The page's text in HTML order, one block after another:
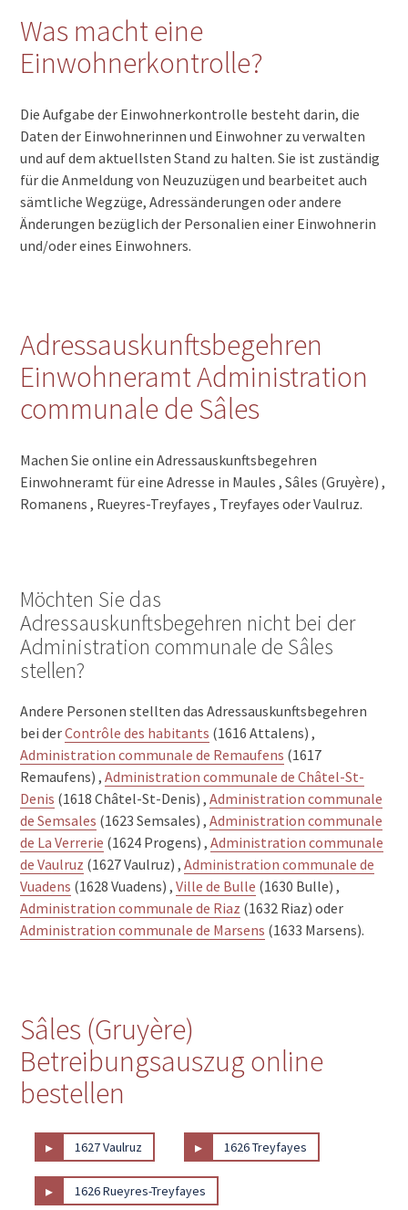
Was macht eine
Einwohnerkontrolle?
Die Aufgabe der Einwohnerkontrolle besteht darin, die
Daten der Einwohnerinnen und Einwohner zu verwalten
und auf dem aktuellsten Stand zu halten. Sie ist zuständig
für die Anmeldung von Neuzuzügen und bearbeitet auch
sämtliche Wegzüge, Adressänderungen oder andere
Änderungen bezüglich der Personalien einer Einwohnerin
und/oder eines Einwohners.
Adressauskunftsbegehren
Einwohneramt Administration
communale de Sâles
Machen Sie online ein Adressauskunftsbegehren
Einwohneramt für eine Adresse in Maules , Sâles (Gruyère) ,
Romanens , Rueyres-Treyfayes , Treyfayes oder Vaulruz.
Möchten Sie das
Adressauskunftsbegehren nicht bei der
Administration communale de Sâles
stellen?
Andere Personen stellten das Adressauskunftsbegehren
bei derContrôle des habitants (1616 Attalens) ,
Administration communale de Remaufens (1617
Remaufens) ,Administration communale de Châtel-St-
Denis (1618 Châtel-St-Denis) ,Administration communale
de Semsales (1623 Semsales) ,Administration communale
de La Verrerie (1624 Progens) ,Administration communale
de Vaulruz (1627 Vaulruz) ,Administration communale de
Vuadens (1628 Vuadens) ,Ville de Bulle (1630 Bulle) ,
Administration communale de Riaz (1632 Riaz) oder
Administration communale de Marsens (1633 Marsens).
Sâles (Gruyère)
Betreibungsauszug online
bestellen
▸ 1627 Vaulruz ▸ 1626 Treyfayes
▸ 1626 Rueyres-Treyfayes